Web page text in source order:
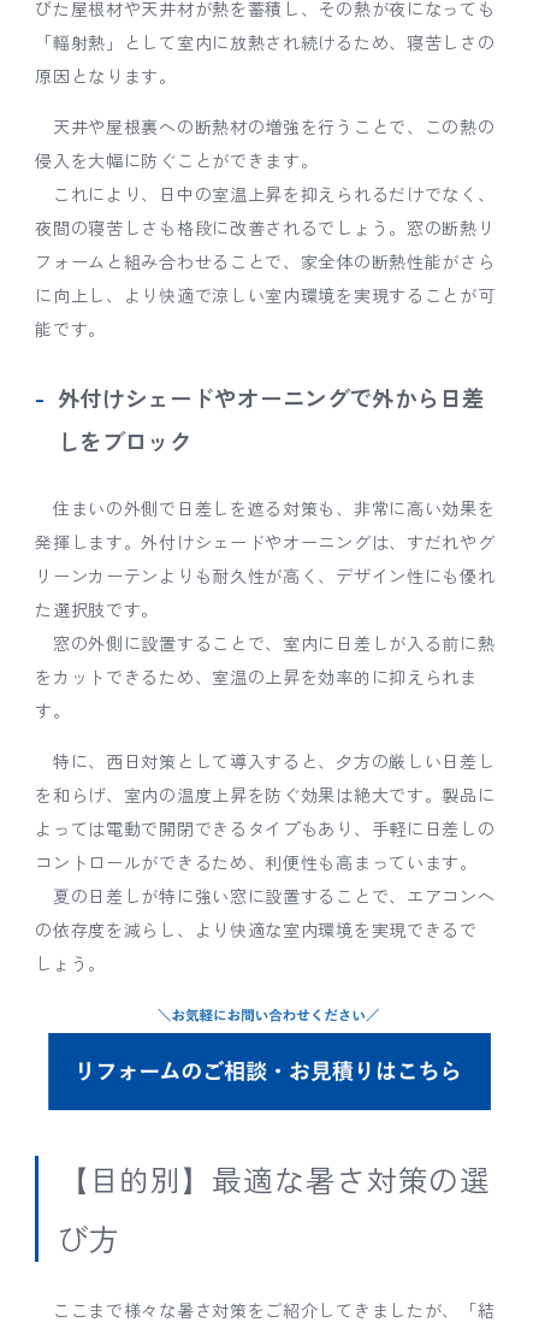
びた屋根材や天井材が熱を蓄積し、その熱が夜になっても
「輻射熱」として室内に放熱され続けるため、寝苦しさの
原因となります。
天井や屋根裏への断熱材の増強を行うことで、この熱の
侵入を大幅に防ぐことができます。
これにより、日中の室温上昇を抑えられるだけでなく、
夜間の寝苦しさも格段に改善されるでしょう。窓の断熱リ
フォームと組み合わせることで、家全体の断熱性能がさら
に向上し、より快適で涼しい室内環境を実現することが可
能です。
外付けシェードやオーニングで外から日差
しをブロック
住まいの外側で日差しを遮る対策も、非常に高い効果を
発揮します。外付けシェードやオーニングは、すだれやグ
リーンカーテンよりも耐久性が高く、デザイン性にも優れ
た選択肢です。
窓の外側に設置することで、室内に日差しが入る前に熱
をカットできるため、室温の上昇を効率的に抑えられま
す。
特に、西日対策として導入すると、夕方の厳しい日差し
を和らげ、室内の温度上昇を防ぐ効果は絶大です。製品に
よっては電動で開閉できるタイプもあり、手軽に日差しの
コントロールができるため、利便性も高まっています。
夏の日差しが特に強い窓に設置することで、エアコンへ
の依存度を減らし、より快適な室内環境を実現できるで
しょう。
【目的別】最適な暑さ対策の選
び方
ここまで様々な暑さ対策をご紹介してきましたが、「結